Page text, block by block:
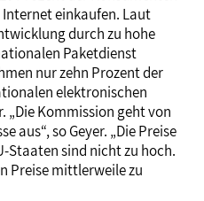
einkaufen. Laut
durch zu hohe
Paketdienst
nur zehn Prozent der
elektronischen
Kommission geht von
aus“, so Geyer. „Die Preise
Staaten sind nicht zu hoch.
Preise mittlerweile zu